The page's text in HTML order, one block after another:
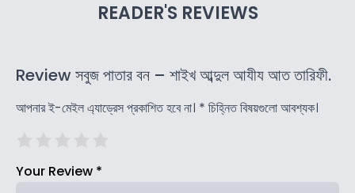
READER'S REVIEWS
Review সবুজ পাতার বন – শাইখ আব্দুল আযীয আত তারিফী.
আপনার ই-মেইল এ্যাড্রেস প্রকাশিত হবে না। * চিহ্নিত বিষয়গুলো আবশ্যক।
Your Review *